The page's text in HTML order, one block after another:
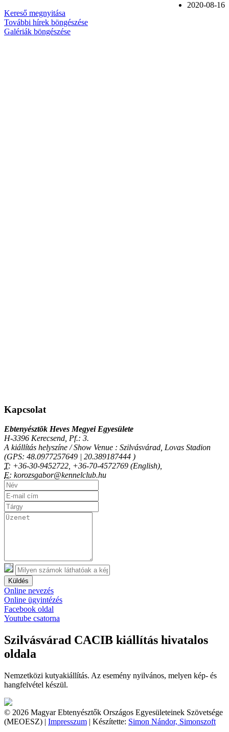
2020-08-16
Kereső megnyitása
További hírek böngészése
Galériák böngészése
Kapcsolat
Ebtenyésztõk Heves Megyei Egyesülete
H-3396 Kerecsend, Pf.: 3.
A kiállítás helyszíne / Show Venue : Szilvásvárad, Lovas Stadion
(GPS: 48.0977257649 | 20.389187444 )
T: +36-30-9452722, +36-70-4572769 (English),
E: korozsgabor@kennelclub.hu
Küldés
Online nevezés
Online ügyintézés
Facebook oldal
Youtube csatorna
Szilvásvárad CACIB kiállítás hivatalos
oldala
Nemzetközi kutyakiállítás. Az esemény nyilvános, melyen kép- és
hangfelvétel készül.
© 2026 Magyar Ebtenyésztők Országos Egyesületeinek Szövetsége
(MEOESZ) | Impresszum | Készítette: Simon Nándor, Simonszoft